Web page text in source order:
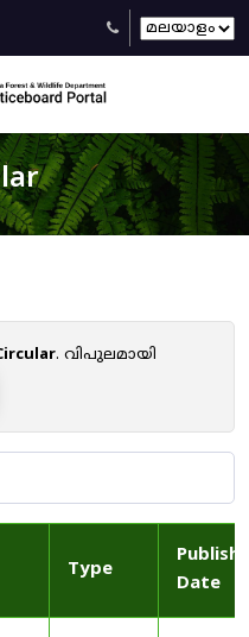
. വിപുലമായി
Type
Date